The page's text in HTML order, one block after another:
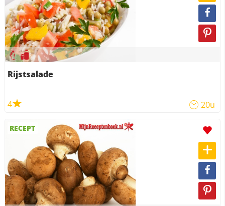
Rijstsalade
4 20u
RECEPT